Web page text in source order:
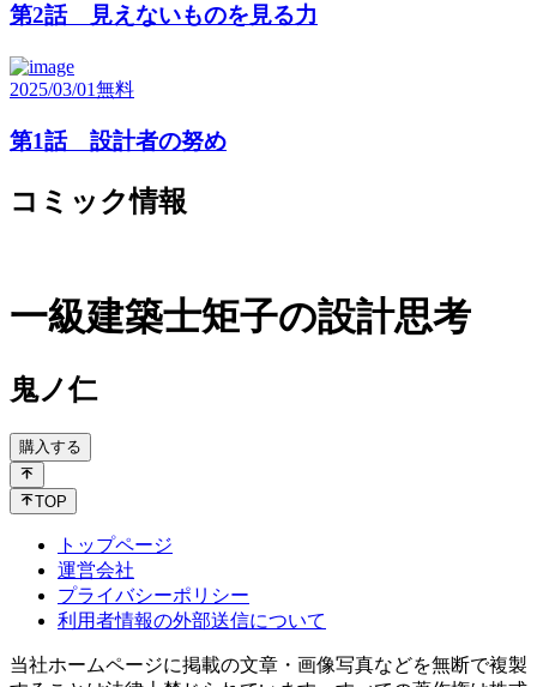
第2話 見えないものを見る力
2025/03/01無料
第1話 設計者の努め
コミック情報
一級建築士矩子の設計思考
鬼ノ仁
購入する
TOP
トップページ
運営会社
プライバシーポリシー
利用者情報の外部送信について
当社ホームページに掲載の文章・画像写真などを無断で複製